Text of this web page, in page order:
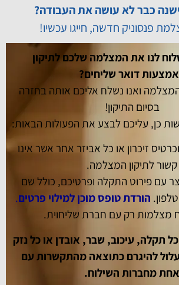
כבר לא עושה את העבודה?
פנסוניק חדשה, חייגו עכשיו!
03-6911111
לנו את המצלמה שלכם לתיקון
דואר שליחים?
ואנו נשלח אליכם אותה בחזרה
בסיום התיקון!
כן, עליכם לבצע את הפעולות הבאות:
זיכרון או כל אביזר אחר אשר אינו
קשור לתיקון המצלמה.
עם פירוט התקלה ופרטיכם, כולל שם
הורדת טופס מוכן למילוי פרטים.
מצלמות רק עם חברת שליחוית.
כל תקלה, עיכוב, שבר, אובדן או כל נזק
להיגרם כתוצאה מהתקשרות עם
אחת מחברות השילוח.